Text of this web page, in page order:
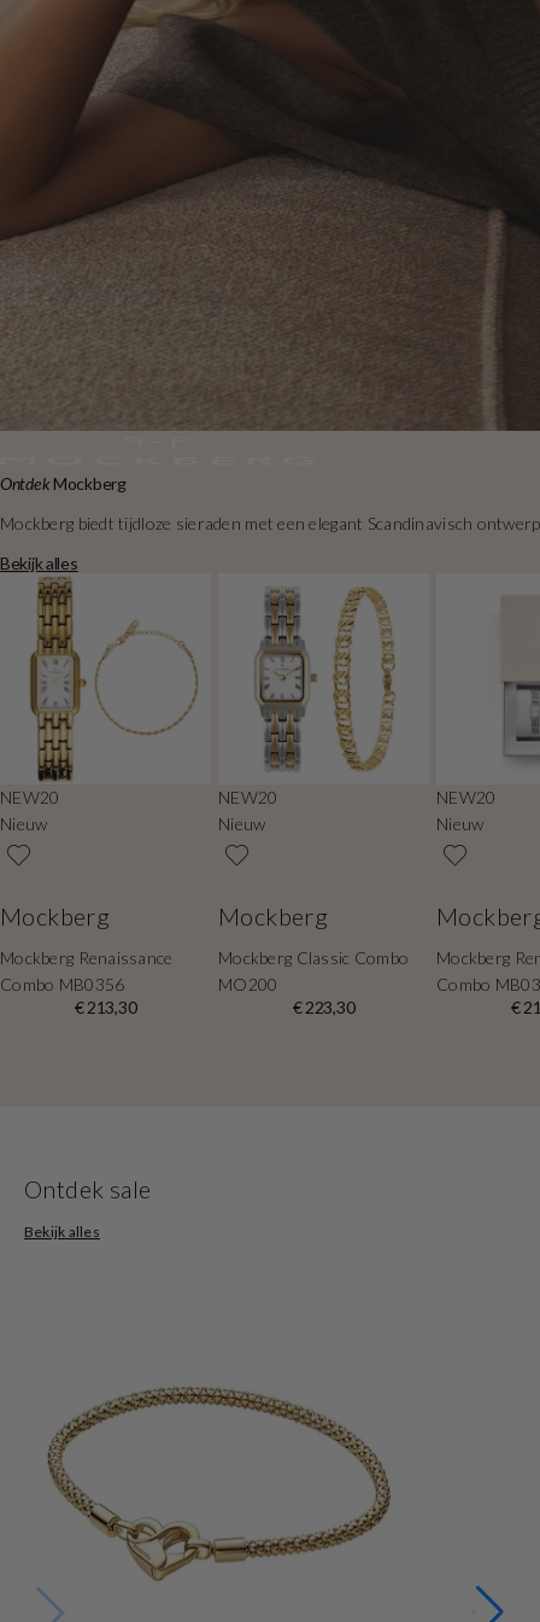
OntdekMockberg
Mockberg biedt tijdloze sieraden met een elegant Scandinavisch
Bekijk alles
NEW20
Nieuw
Mockberg
Mockberg Renaissance
Combo MB0356
€ 213,30
NEW20
Nieuw
Mockberg
Mockberg Classic Combo
MO200
€ 223,30
NEW20
Nieuw
Mockberg
Combo
€
Ontdek sale
Bekijk alles